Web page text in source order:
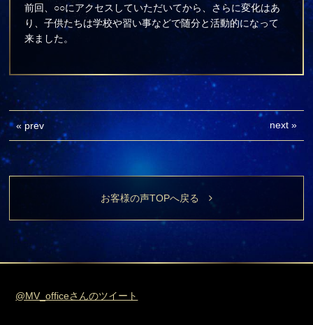
前回、○○にアクセスしていただいてから、さらに変化はあ
り、子供たちは学校や習い事などで随分と活動的になって
来ました。
«prev next»
お客様の声TOPへ戻る
@MV_officeさんのツイート